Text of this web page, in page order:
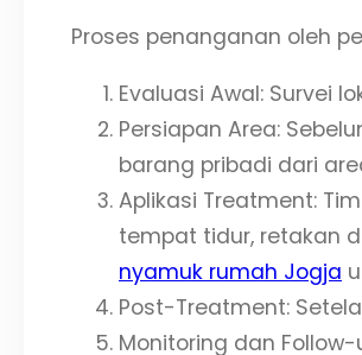
Proses penanganan oleh
Evaluasi Awal: Survei
Persiapan Area:
barang pribadi dari
Aplikasi Treatment:
tempat tidur, retakan
nyamuk rumah Jogja
Post-Treatment:
Monitoring dan